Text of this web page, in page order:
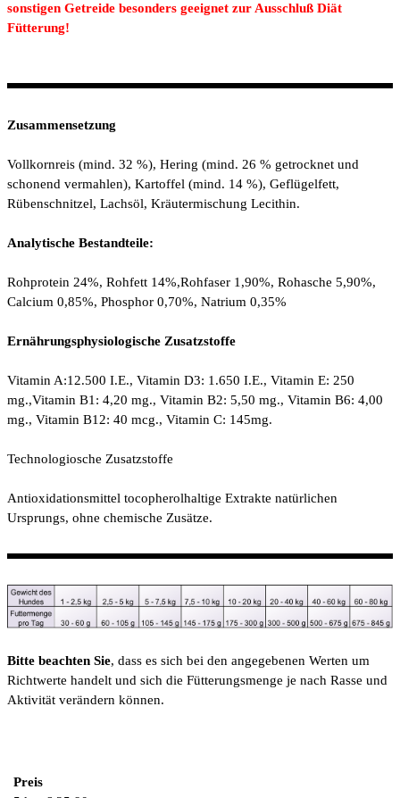
sonstigen Getreide besonders geeignet zur Ausschluß Diät
Fütterung!
Zusammensetzung
Vollkornreis (mind. 32 %), Hering (mind. 26 % getrocknet und
schonend vermahlen), Kartoffel (mind. 14 %), Geflügelfett,
Rübenschnitzel, Lachsöl, Kräutermischung Lecithin.
Analytische Bestandteile:
Rohprotein 24%, Rohfett 14%,Rohfaser 1,90%, Rohasche 5,90%,
Calcium 0,85%, Phosphor 0,70%, Natrium 0,35%
Ernährungsphysiologische Zusatzstoffe
Vitamin A:12.500 I.E., Vitamin D3: 1.650 I.E., Vitamin E: 250
mg.,Vitamin B1: 4,20 mg., Vitamin B2: 5,50 mg., Vitamin B6: 4,00
mg., Vitamin B12: 40 mcg., Vitamin C: 145mg.
Technologiosche Zusatzstoffe
Antioxidationsmittel tocopherolhaltige Extrakte natürlichen
Ursprungs, ohne chemische Zusätze.
Bitte beachten Sie, dass es sich bei den angegebenen Werten um
Richtwerte handelt und sich die Fütterungsmenge je nach Rasse und
Aktivität verändern können.
Preis